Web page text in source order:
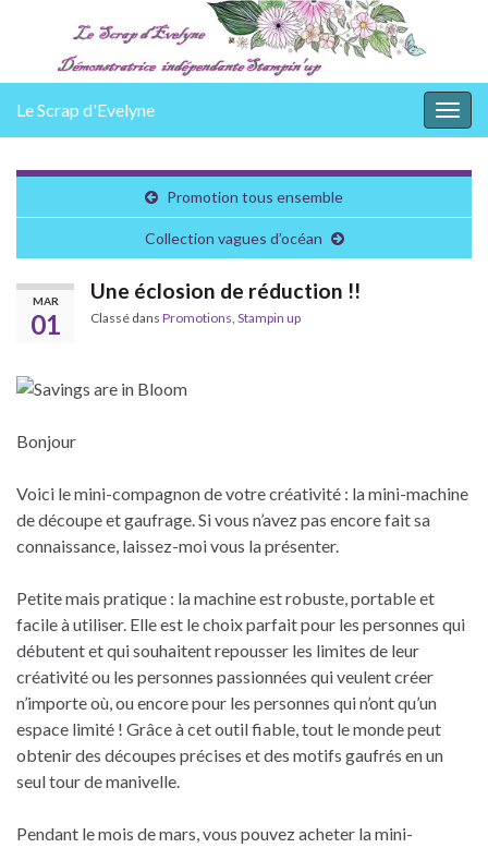
Le Scrap d'Evelyne
Promotion tous ensemble
Collection vagues d’océan
MAR
01
Une éclosion de réduction !!
Classé dans Promotions Stampin up
Bonjour
Voici le mini-compagnon de votre créativité : la mini-machine
de découpe et gaufrage. Si vous n’avez pas encore fait sa
connaissance, laissez-moi vous la présenter.
Petite mais pratique : la machine est robuste, portable et
facile à utiliser. Elle est le choix parfait pour les personnes qui
débutent et qui souhaitent repousser les limites de leur
créativité ou les personnes passionnées qui veulent créer
n’importe où, ou encore pour les personnes qui n’ont qu’un
espace limité ! Grâce à cet outil fiable, tout le monde peut
obtenir des découpes précises et des motifs gaufrés en un
seul tour de manivelle.
Pendant le mois de mars, vous pouvez acheter la mini-